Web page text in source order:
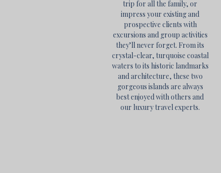
trip for all the family, or
impress your existing and
prospective clients with
excursions and group activities
they’ll never forget. From its
crystal-clear, turquoise coastal
waters to its historic landmarks
and architecture, these two
gorgeous islands are always
best enjoyed with others and
our luxury travel experts.